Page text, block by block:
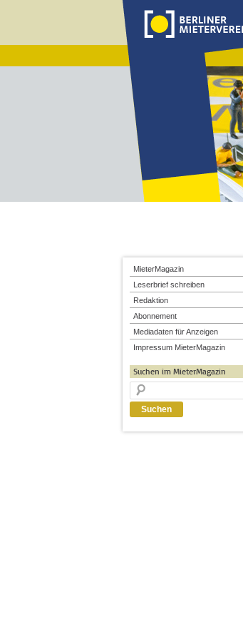
MieterMagazin
Leserbrief schreiben
Redaktion
Abonnement
Mediadaten für Anzeigen
Impressum MieterMagazin
Suchen im MieterMagazin